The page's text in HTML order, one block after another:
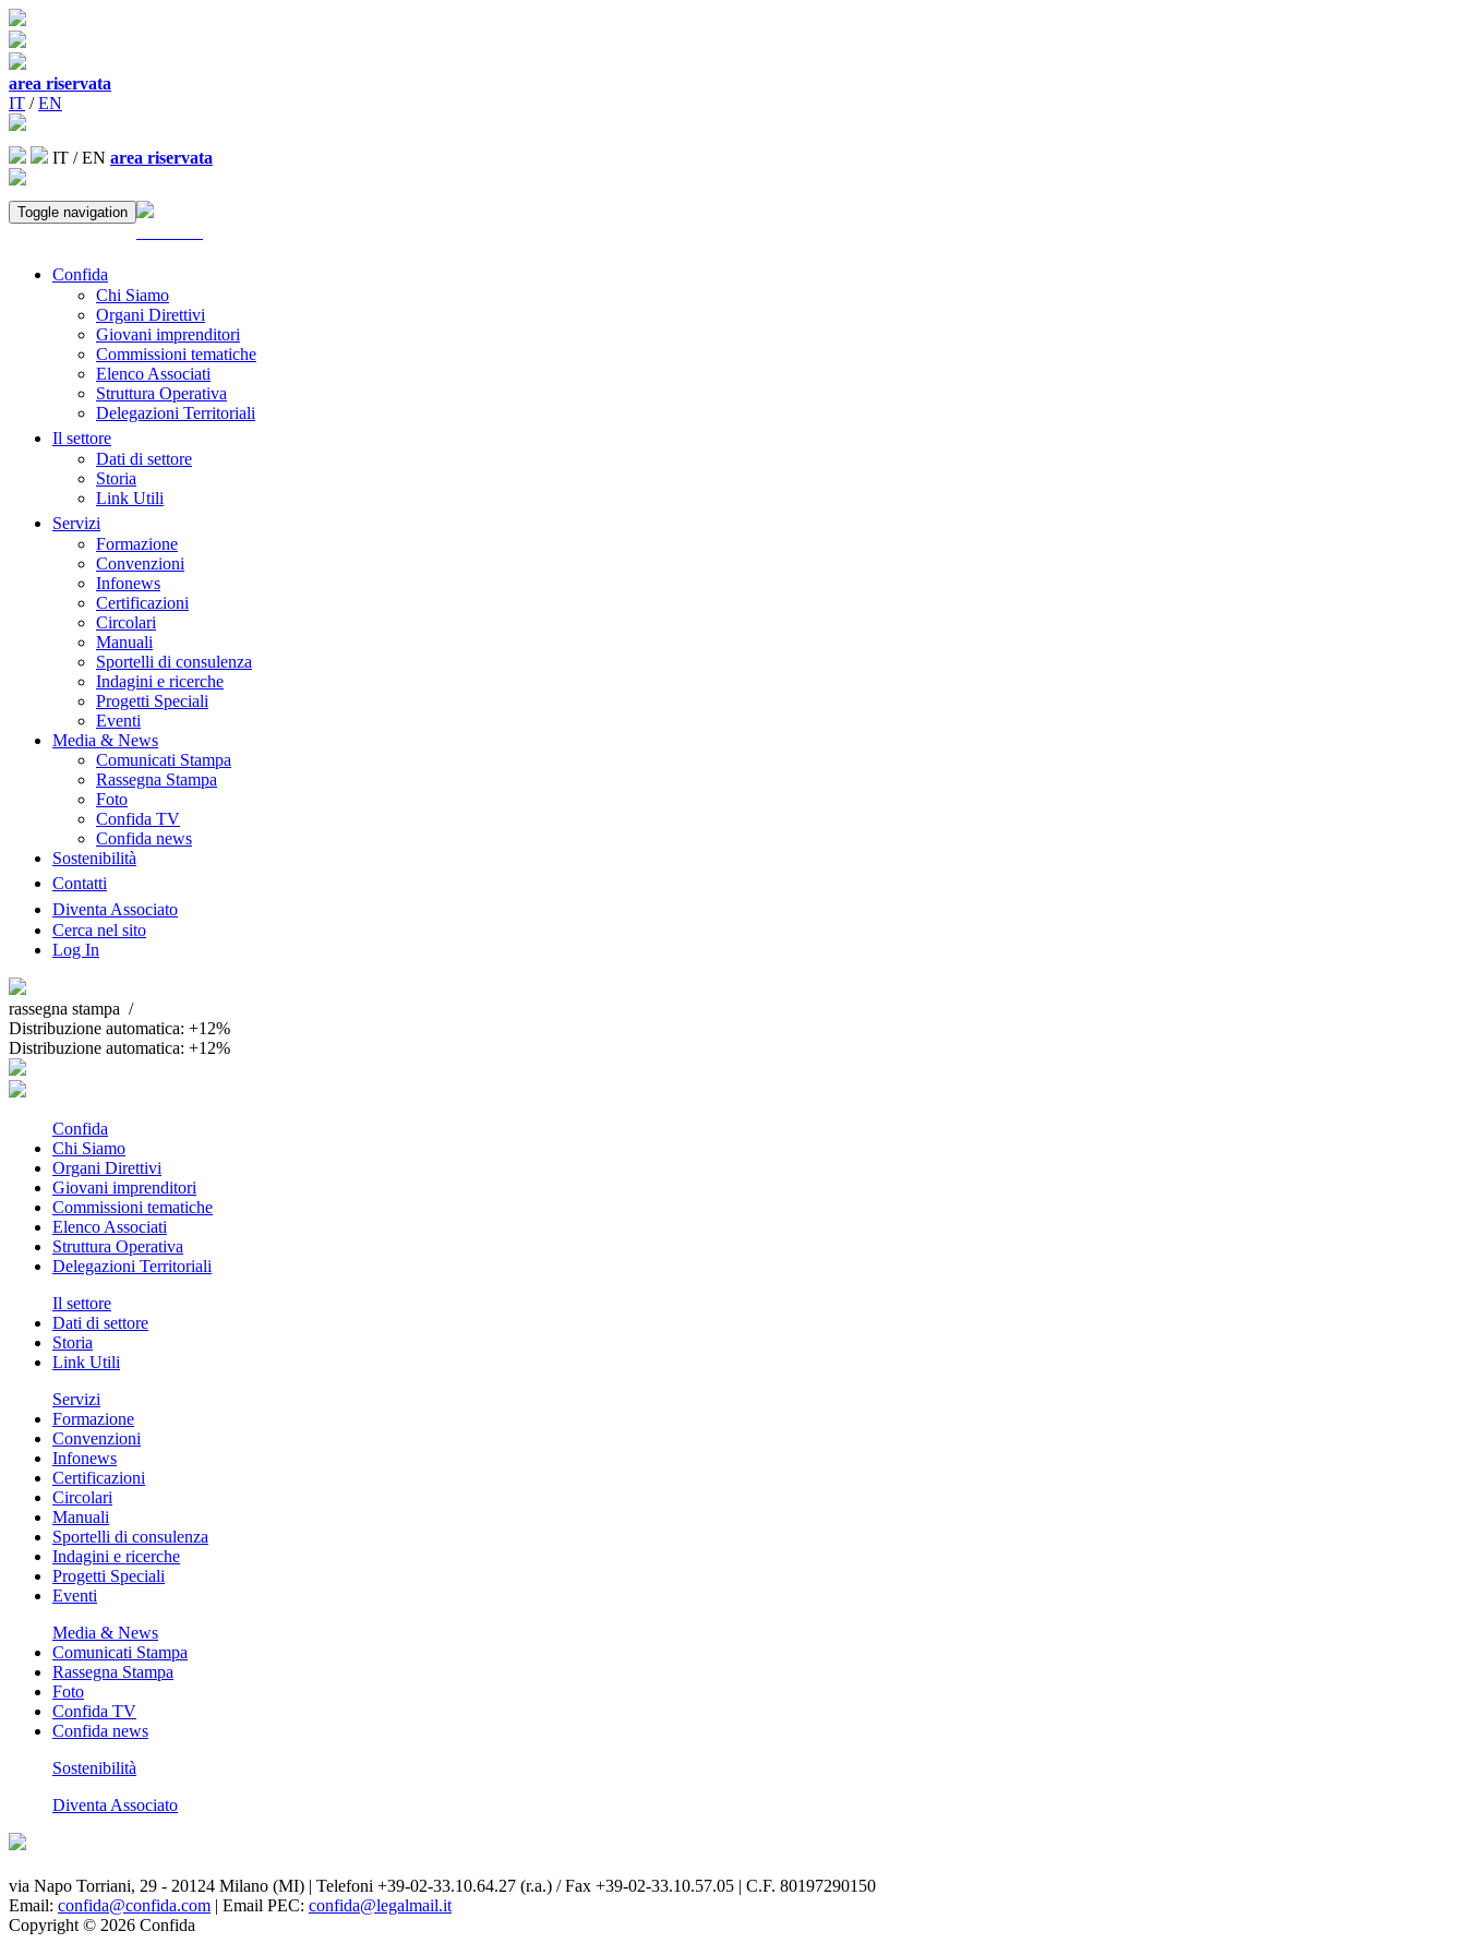
area riservata
IT /EN
IT /EN area riservata
Toggle navigation
Confida
Chi Siamo
Organi Direttivi
Giovani imprenditori
Commissioni tematiche
Elenco Associati
Struttura Operativa
Delegazioni Territoriali
Il settore
Dati di settore
Storia
Link Utili
Servizi
Formazione
Convenzioni
Infonews
Certificazioni
Circolari
Manuali
Sportelli di consulenza
Indagini e ricerche
Progetti Speciali
Eventi
Media & News
Comunicati Stampa
Rassegna Stampa
Foto
Confida TV
Confida news
Sostenibilità
Contatti
Diventa Associato
Cerca nel sito
Log In
rassegna stampa /
Distribuzione automatica: +12%
Distribuzione automatica: +12%
Confida
Chi Siamo
Organi Direttivi
Giovani imprenditori
Commissioni tematiche
Elenco Associati
Struttura Operativa
Delegazioni Territoriali
Il settore
Dati di settore
Storia
Link Utili
Servizi
Formazione
Convenzioni
Infonews
Certificazioni
Circolari
Manuali
Sportelli di consulenza
Indagini e ricerche
Progetti Speciali
Eventi
Media & News
Comunicati Stampa
Rassegna Stampa
Foto
Confida TV
Confida news
Sostenibilità
Diventa Associato
via Napo Torriani, 29 - 20124 Milano (MI) | Telefoni +39-02-33.10.64.27 (r.a.) / Fax +39-02-33.10.57.05 | C.F. 80197290150
Email: confida@confida.com | Email PEC: confida@legalmail.it
Copyright © 2026 Confida